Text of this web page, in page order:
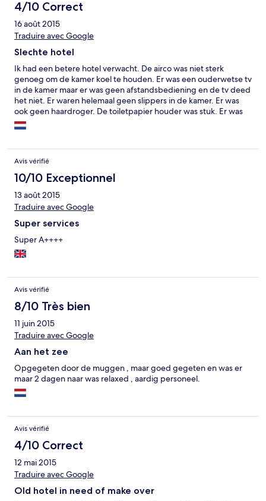
4/10 Correct
16 août 2015
Traduire avec Google
Slechte hotel
Ik had een betere hotel verwacht. De airco was niet sterk
genoeg om de kamer koel te houden. Er was een ouderwetse tv
in de kamer maar er was geen afstandsbediening en de tv deed
het niet. Er waren helemaal geen slippers in de kamer. Er was
ook geen haardroger. De toiletpapier houder was stuk. Er was
helemaal geen kleerhanger. De bed en de
handdoeken/baddoeken kunnen schoner zijn. De lift deed de
hebben ze alleen bij de receptie maar dan ook niet altijd goed.
De enige wat ik goed vond was dat het hotel binnenzwembad
en buitenzwembad had en dat het aan de strand/zee gelegen
was. De winkels en openbaar vervoer is ook heel dichtbij.
Avis vérifié
10/10 Exceptionnel
13 août 2015
Traduire avec Google
Super services
Super A++++
Avis vérifié
8/10 Très bien
11 juin 2015
Traduire avec Google
Aan het zee
Opgegeten door de muggen , maar goed gegeten en was er
maar 2 dagen naar was relaxed , aardig personeel.
Avis vérifié
4/10 Correct
12 mai 2015
Traduire avec Google
Old hotel in need of make over